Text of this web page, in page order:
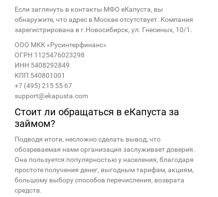
Если заглянуть в контакты МФО еКапуста, вы
обнаружите, что адрес в Москве отсутствует. Компания
зарегистрирована в г.Новосибирск, ул. Гнесиных, 10/1.
ООО МКК «Русинтерфинанс»
ОГРН 1125476023298
ИНН 5408292849
КПП 540801001
+7 (495) 215 55 67
support@ekapusta.com
Стоит ли обращаться в еКапуста за
займом?
Подводя итоги, несложно сделать вывод, что
обозреваемая нами организация заслуживает доверия.
Она пользуется популярностью у населения, благодаря
простоте получения денег, выгодным тарифам, акциям,
большому выбору способов перечисления, возврата
средств.